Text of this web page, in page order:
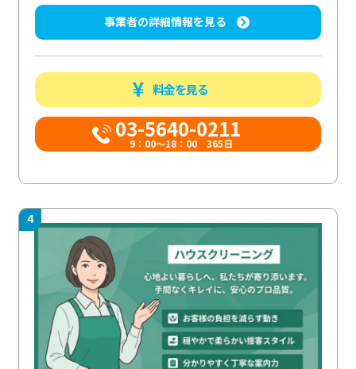
事業者の詳細情報を見る
料金を見る
03-5640-0211
9：00～18：00 365日
4